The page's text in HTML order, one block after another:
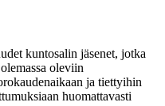
kuntosalin jäsenet, jotka
oleviin
ja tiettyihin
huomattavasti